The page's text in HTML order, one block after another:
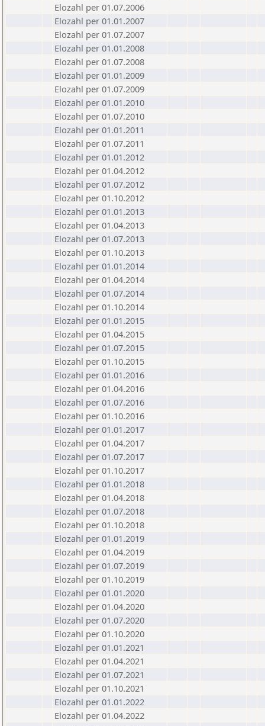
Elozahl per 01.07.2006
Elozahl per 01.01.2007
Elozahl per 01.07.2007
Elozahl per 01.01.2008
Elozahl per 01.07.2008
Elozahl per 01.01.2009
Elozahl per 01.07.2009
Elozahl per 01.01.2010
Elozahl per 01.07.2010
Elozahl per 01.01.2011
Elozahl per 01.07.2011
Elozahl per 01.01.2012
Elozahl per 01.04.2012
Elozahl per 01.07.2012
Elozahl per 01.10.2012
Elozahl per 01.01.2013
Elozahl per 01.04.2013
Elozahl per 01.07.2013
Elozahl per 01.10.2013
Elozahl per 01.01.2014
Elozahl per 01.04.2014
Elozahl per 01.07.2014
Elozahl per 01.10.2014
Elozahl per 01.01.2015
Elozahl per 01.04.2015
Elozahl per 01.07.2015
Elozahl per 01.10.2015
Elozahl per 01.01.2016
Elozahl per 01.04.2016
Elozahl per 01.07.2016
Elozahl per 01.10.2016
Elozahl per 01.01.2017
Elozahl per 01.04.2017
Elozahl per 01.07.2017
Elozahl per 01.10.2017
Elozahl per 01.01.2018
Elozahl per 01.04.2018
Elozahl per 01.07.2018
Elozahl per 01.10.2018
Elozahl per 01.01.2019
Elozahl per 01.04.2019
Elozahl per 01.07.2019
Elozahl per 01.10.2019
Elozahl per 01.01.2020
Elozahl per 01.04.2020
Elozahl per 01.07.2020
Elozahl per 01.10.2020
Elozahl per 01.01.2021
Elozahl per 01.04.2021
Elozahl per 01.07.2021
Elozahl per 01.10.2021
Elozahl per 01.01.2022
Elozahl per 01.04.2022